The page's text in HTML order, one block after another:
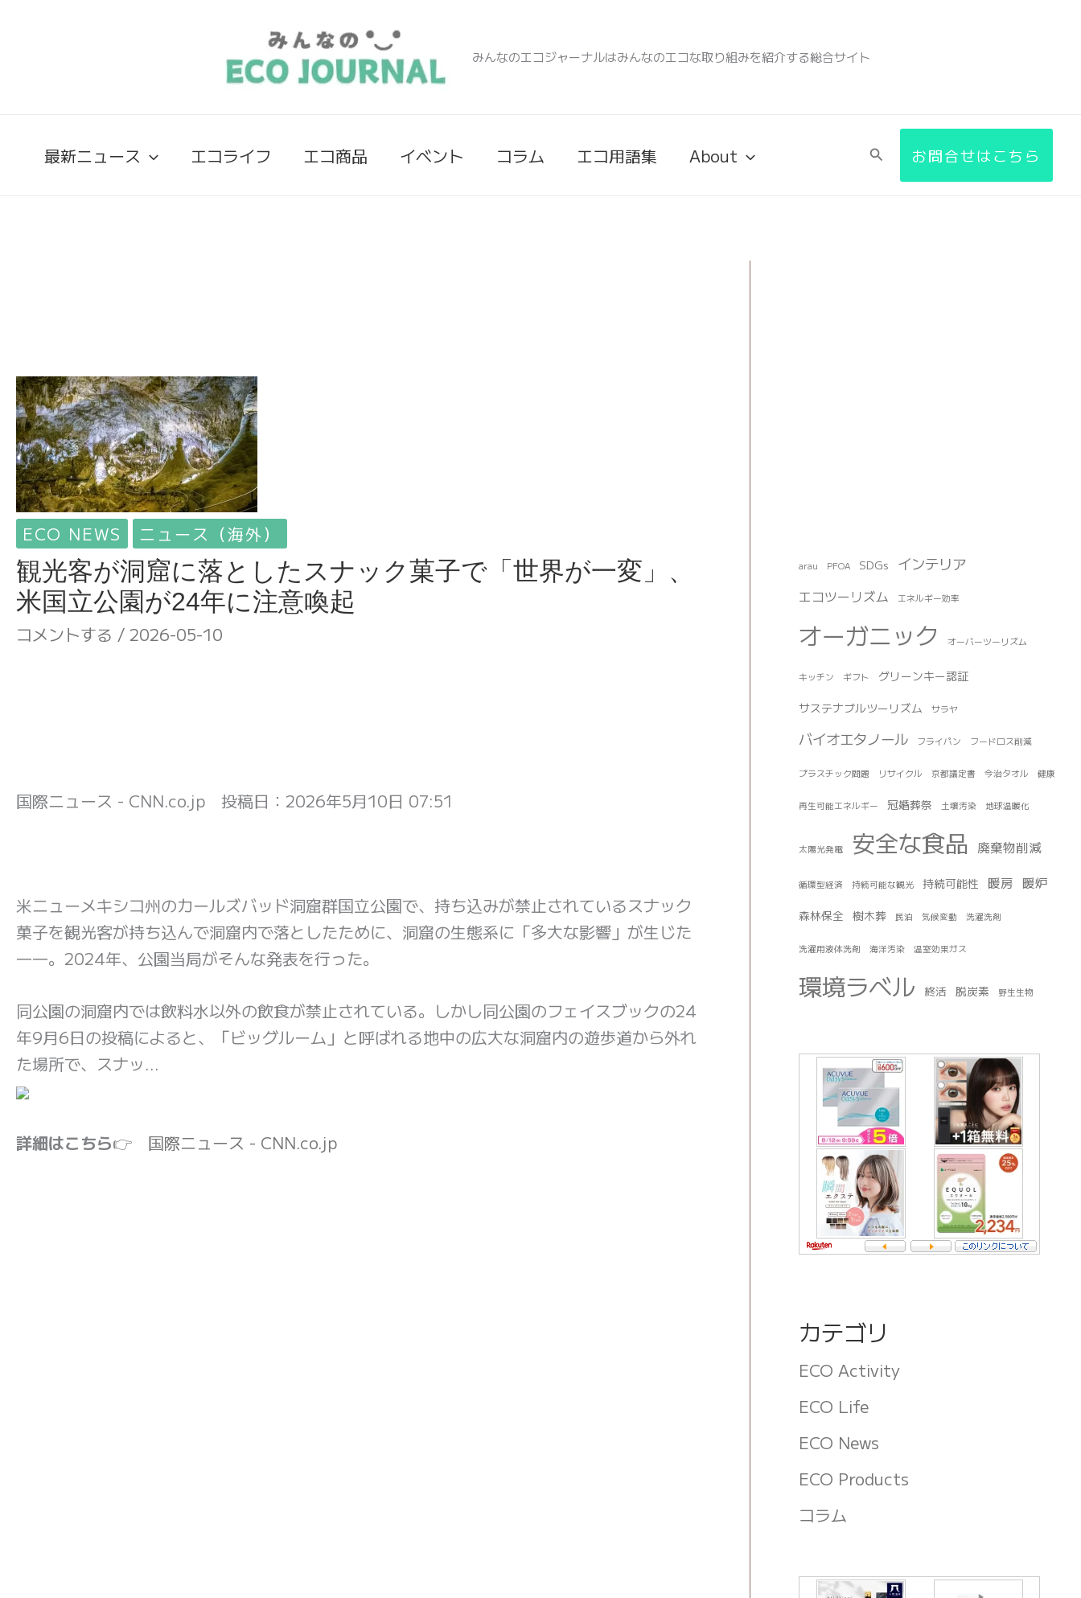
みんなのエコジャーナルはみんなのエコな取り組みを紹介する総合サイト
最新ニュース エコライフ エコ商品 イベント コラム エコ用語集 About
検
お問合せはこちら
ECO NEWS ニュース（海外）
観光客が洞窟に落としたスナック菓子で「世界が一変」、
米国立公園が24年に注意喚起
コメントする / 2026-05-10
国際ニュース - CNN.co.jp 投稿日： 2026年5月10日 07:51
米ニューメキシコ州のカールズバッド洞窟群国立公園で、持ち込みが禁止されているスナック
菓子を観光客が持ち込んで洞窟内で落としたために、洞窟の生態系に「多大な影響」が生じた
――。2024年、公園当局がそんな発表を行った。
同公園の洞窟内では飲料水以外の飲食が禁止されている。しかし同公園のフェイスブックの24
年9月6日の投稿によると、「ビッグルーム」と呼ばれる地中の広大な洞窟内の遊歩道から外れ
た場所で、スナッ…
詳細はこちら👉 国際ニュース - CNN.co.jp
arau PFOA SDGs インテリア
エコツーリズム エネルギー効率
オーガニック オーバーツーリズム
キッチン ギフト
グリーンキー認証
サステナブルツーリズム
サラヤ
バイオエタノール フライパン フードロス削減
プラスチック問題 リサイクル 京都議定書 今治タオル 健康
再生可能エネルギー 冠婚葬祭 土壌汚染 地球温暖化
太陽光発電 安全な食品 廃棄物削減
循環型経済 持続可能な観光 持続可能性 暖房 暖炉
森林保全 樹木葬 民泊 気候変動 洗濯洗剤
洗濯用液体洗剤 海洋汚染 温室効果ガス
環境ラベル 終活 脱炭素 野生生物
カテゴリ
ECO Activity
ECO Life
ECO News
ECO Products
コラム
索